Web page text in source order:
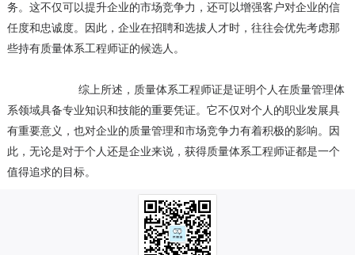
务。这不仅可以提升企业的市场竞争力，还可以增强客户对企业的信
任度和忠诚度。因此，企业在招聘和选拔人才时，往往会优先考虑那
些持有质量体系工程师证的候选人。
综上所述，质量体系工程师证是证明个人在质量管理体
系领域具备专业知识和技能的重要凭证。它不仅对个人的职业发展具
有重要意义，也对企业的质量管理和市场竞争力有着积极的影响。因
此，无论是对于个人还是企业来说，获得质量体系工程师证都是一个
值得追求的目标。